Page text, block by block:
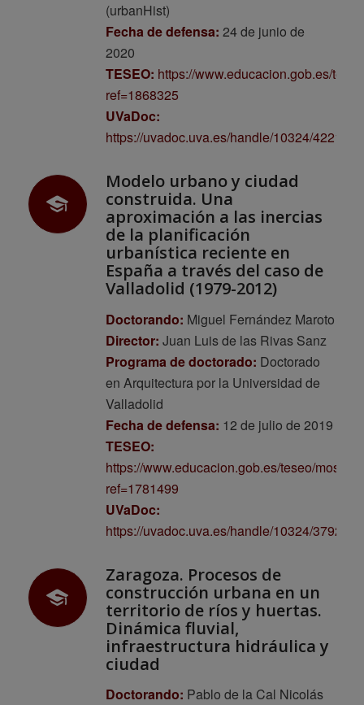
(urbanHist)
Fecha de defensa: 24 de junio de
2020
TESEO: https://www.educacion.gob.es/
ref=1868325
UVaDoc:
https://uvadoc.uva.es/handle/10324/42217
Modelo urbano y ciudad
construida. Una
aproximación a las inercias
de la planificación
urbanística reciente en
España a través del caso de
Valladolid (1979-2012)
Doctorando: Miguel Fernández Maroto
Director: Juan Luis de las Rivas Sanz
Programa de doctorado: Doctorado
en Arquitectura por la Universidad de
Valladolid
Fecha de defensa: 12 de julio de 2019
TESEO:
https://www.educacion.gob.es/teseo/
ref=1781499
UVaDoc:
https://uvadoc.uva.es/handle/10324/37925
Zaragoza. Procesos de
construcción urbana en un
territorio de ríos y huertas.
Dinámica fluvial,
infraestructura hidráulica y
ciudad
Doctorando: Pablo de la Cal Nicolás